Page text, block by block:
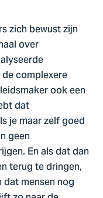
zich bewust zijn
over
complexere
ook een
dat
je maar zelf goed
geen
En als dat dan
terug te dringen,
mensen nog